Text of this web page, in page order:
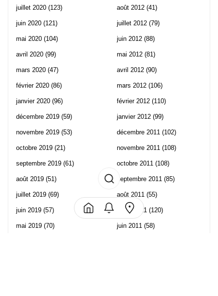
juillet 2020 (123)
juin 2020 (121)
mai 2020 (104)
avril 2020 (99)
mars 2020 (47)
février 2020 (86)
janvier 2020 (96)
décembre 2019 (59)
novembre 2019 (53)
octobre 2019 (21)
septembre 2019 (61)
août 2019 (51)
juillet 2019 (69)
juin 2019 (57)
mai 2019 (70)
août 2012 (41)
juillet 2012 (79)
juin 2012 (88)
mai 2012 (81)
avril 2012 (90)
mars 2012 (106)
février 2012 (110)
janvier 2012 (99)
décembre 2011 (102)
novembre 2011 (108)
octobre 2011 (108)
septembre 2011 (85)
août 2011 (55)
juillet 2011 (120)
juin 2011 (58)